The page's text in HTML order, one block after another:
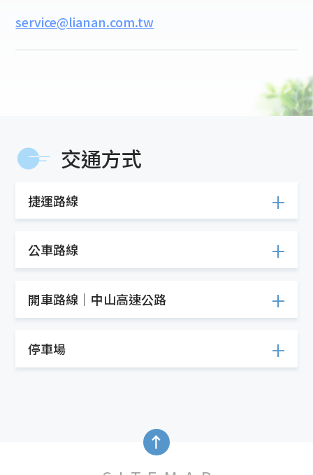
service@lianan.com.tw
交通方式
捷運路線
公車路線
開車路線│中山高速公路
停車場